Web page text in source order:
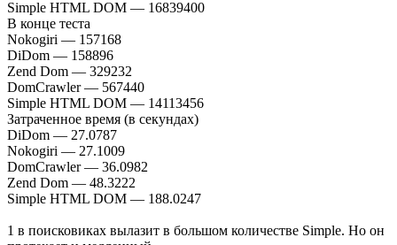
Simple HTML DOM — 16839400
В конце теста
Nokogiri — 157168
DiDom — 158896
Zend Dom — 329232
DomCrawler — 567440
Simple HTML DOM — 14113456
Затраченное время (в секундах)
DiDom — 27.0787
Nokogiri — 27.1009
DomCrawler — 36.0982
Zend Dom — 48.3222
Simple HTML DOM — 188.0247
1 в поисковиках вылазит в большом количестве Simple. Но он